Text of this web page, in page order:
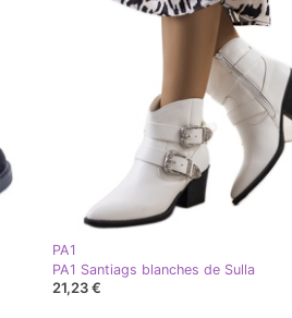
PA1
PA1 Santiags blanches de Sulla
21,23 €